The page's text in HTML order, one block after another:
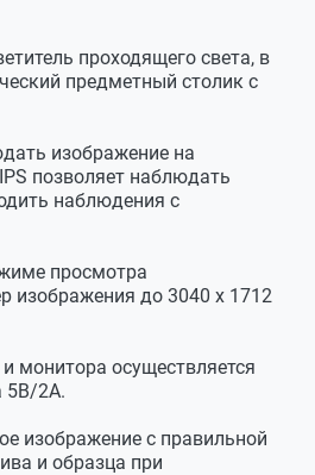
проходящего света, в
предметный столик с
изображение на
позволяет наблюдать
наблюдения с
просмотра
изображения до 3040 х 1712
монитора осуществляется
5В/2А.
изображение с правильной
и образца при